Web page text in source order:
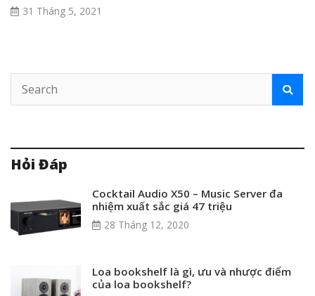
31 Tháng 5, 2021
Hỏi Đáp
Cocktail Audio X50 – Music Server đa
nhiệm xuất sắc giá 47 triệu
28 Tháng 12, 2020
Loa bookshelf là gì, ưu và nhược điểm
của loa bookshelf?